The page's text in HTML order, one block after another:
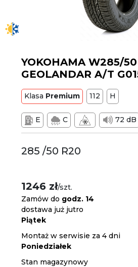
YOKOHAMA W285/
GEOLANDAR A/T
Klasa Premium 112 H
E C 72 dB
285 /50 R20
1246 zł/szt.
Zamów do godz. 14
dostawa już jutro
Piątek
Montaż w serwisie za 4 dni
Poniedziałek
Stan magazynowy